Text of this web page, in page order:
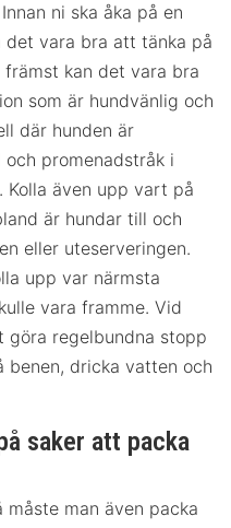
ni ska åka på en
det vara bra att tänka på
främst kan det vara bra
som är hundvänlig och
där hunden är
promenadstråk i
Kolla även upp vart på
är hundar till och
eller uteserveringen.
upp var närmsta
vara framme. Vid
göra regelbundna stopp
dricka vatten och
saker att packa
måste man även packa